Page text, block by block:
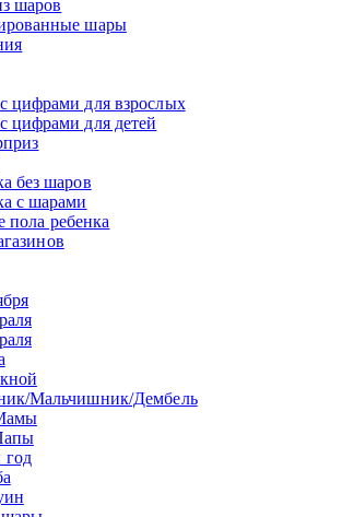
шаров
шары
цифрами для взрослых
цифрами для детей
без шаров
с шарами
пола ребенка
Мальчишник/Дембель